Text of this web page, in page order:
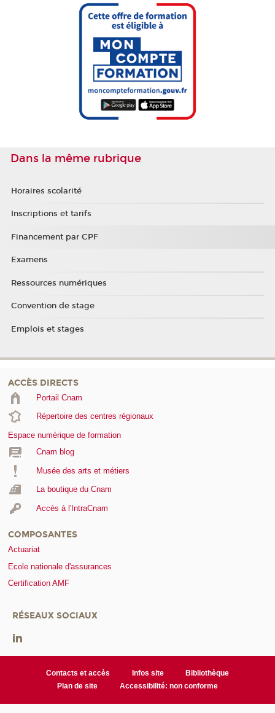
Dans la même rubrique
Horaires scolarité
Inscriptions et tarifs
Financement par CPF
Examens
Ressources numériques
Convention de stage
Emplois et stages
ACCÈS DIRECTS
Portail Cnam
Répertoire des centres régionaux
Espace numérique de formation
Cnam blog
Musée des arts et métiers
La boutique du Cnam
Accès à l'IntraCnam
COMPOSANTES
Actuariat
Ecole nationale d'assurances
Certification AMF
RÉSEAUX SOCIAUX
Contacts et accès Infos site
Bibliothèque
Plan de site
Accessibilité: non conforme